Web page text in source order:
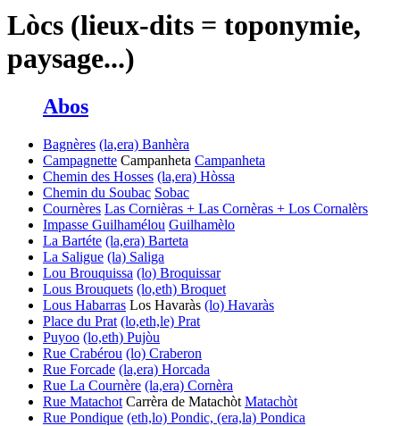
Lòcs (lieux-dits = toponymie,
paysage...)
Abos
Bagnères (la,era) Banhèra
Campagnette Campanheta Campanheta
Chemin des Hosses (la,era) Hòssa
Chemin du Soubac Sobac
Cournères Las Cornièras + Las Cornèras + Los Cornalèrs
Impasse Guilhamélou Guilhamèlo
La Bartéte (la,era) Barteta
La Saligue (la) Saliga
Lou Brouquissa (lo) Broquissar
Lous Brouquets (lo,eth) Broquet
Lous Habarras Los Havaràs (lo) Havaràs
Place du Prat (lo,eth,le) Prat
Puyoo (lo,eth) Pujòu
Rue Crabérou (lo) Craberon
Rue Forcade (la,era) Horcada
Rue La Cournère (la,era) Cornèra
Rue Matachot Carrèra de Matachòt Matachòt
Rue Pondique (eth,lo) Pondic, (era,la) Pondica